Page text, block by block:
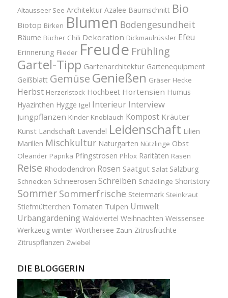
Altausseer See Architektur Azalee Baumschnitt Bio
Biotop Birken Blumen Bodengesundheit
Bäume Bücher Chili Dekoration Dickmaulrüssler Efeu
Erinnerung Flieder Freude Frühling
Gartel-Tipp Gartenarchitektur Gartenequipment
Geißblatt Gemüse Genießen Gräser Hecke
Herbst Herzerlstock Hochbeet Hortensien Humus
Hyazinthen Hygge Igel Interieur Interview
Jungpflanzen Kinder Knoblauch Kompost Kräuter
Kunst Landschaft Lavendel Leidenschaft Lilien
Marillen Mischkultur Naturgarten Nützlinge Obst
Oleander Paprika Pfingstrosen Phlox Raritäten Rasen
Reise Rhododendron Rosen Saatgut Salat Salzburg
Schnecken Schneerosen Schreiben Schädlinge Shortstory
Sommer Sommerfrische Steiermark Steinkraut
Stiefmütterchen Tomaten Tulpen Umwelt
Urbangardening Waldviertel Weihnachten Weissensee
Werkzeug winter Wörthersee Zaun Zitrusfrüchte
Zitruspflanzen Zwiebel
DIE BLOGGERIN